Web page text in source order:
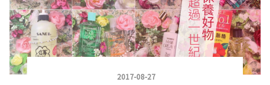
2017-08-27